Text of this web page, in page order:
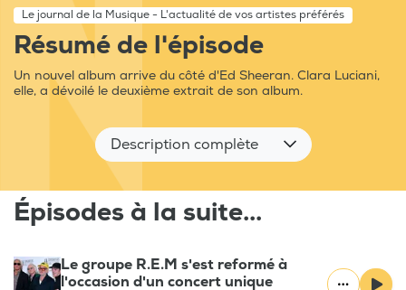
Le journal de la Musique - L'actualité de vos artistes préférés
Résumé de l'épisode
Un nouvel album arrive du côté d'Ed Sheeran. Clara Luciani,
elle, a dévoilé le deuxième extrait de son album.
Description complète
Épisodes à la suite...
Le groupe R.E.M s'est reformé à
l'occasion d'un concert unique